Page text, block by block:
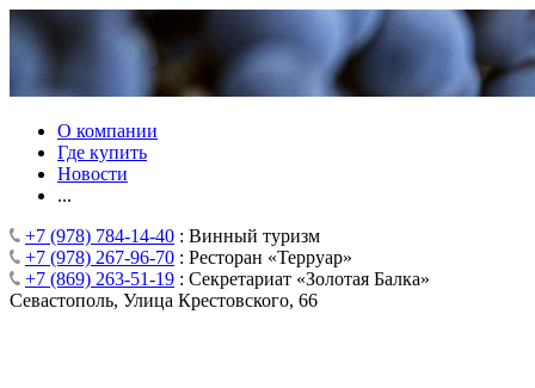
О компании
Где купить
Новости
...
+7 (978) 784-14-40 : Винный туризм
+7 (978) 267-96-70 : Ресторан «Терруар»
+7 (869) 263-51-19 : Секретариат «Золотая Балка»
Севастополь, Улица Крестовского, 66